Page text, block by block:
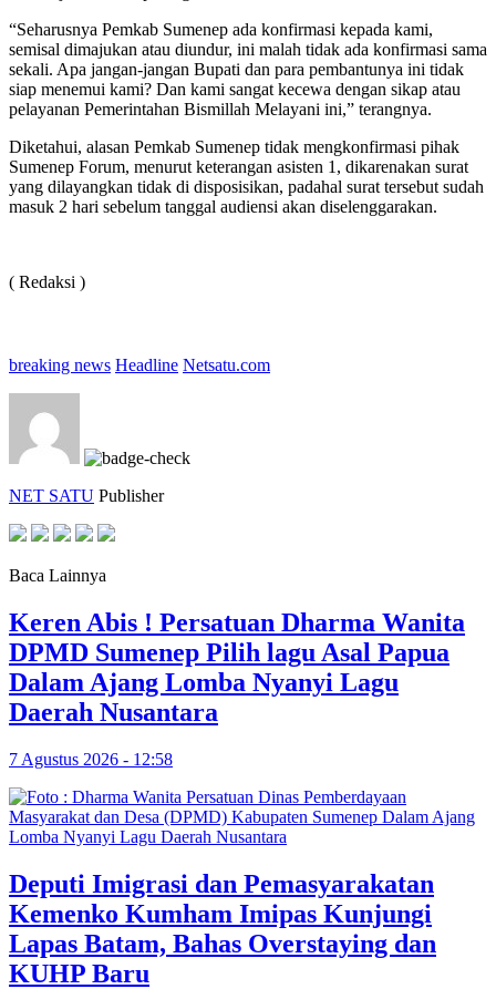
“Seharusnya Pemkab Sumenep ada konfirmasi kepada kami,
semisal dimajukan atau diundur, ini malah tidak ada konfirmasi sama
sekali. Apa jangan-jangan Bupati dan para pembantunya ini tidak
siap menemui kami? Dan kami sangat kecewa dengan sikap atau
pelayanan Pemerintahan Bismillah Melayani ini,” terangnya.
Diketahui, alasan Pemkab Sumenep tidak mengkonfirmasi pihak
Sumenep Forum, menurut keterangan asisten 1, dikarenakan surat
yang dilayangkan tidak di disposisikan, padahal surat tersebut sudah
masuk 2 hari sebelum tanggal audiensi akan diselenggarakan.
( Redaksi )
breaking news Headline Netsatu.com
NET SATU Publisher
Baca Lainnya
Keren Abis ! Persatuan Dharma Wanita
DPMD Sumenep Pilih lagu Asal Papua
Dalam Ajang Lomba Nyanyi Lagu
Daerah Nusantara
7 Agustus 2026 - 12:58
Deputi Imigrasi dan Pemasyarakatan
Kemenko Kumham Imipas Kunjungi
Lapas Batam, Bahas Overstaying dan
KUHP Baru